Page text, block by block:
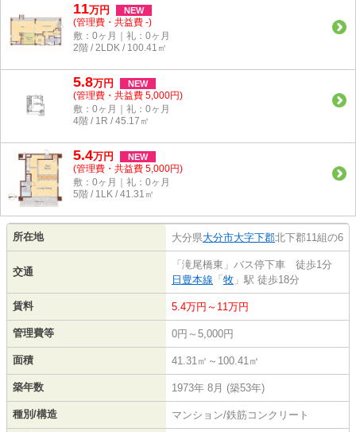
11万円 NEW
(管理費・共益費 -)
敷：0ヶ月｜礼：0ヶ月
2階 / 2LDK / 100.41㎡
5.8万円 NEW
(管理費・共益費 5,000円)
敷：0ヶ月｜礼：0ヶ月
4階 / 1R / 45.17㎡
5.4万円 NEW
(管理費・共益費 5,000円)
敷：0ヶ月｜礼：0ヶ月
5階 / 1LK / 41.31㎡
所在地 大分県大分市大字下郡北下郡11組の6
交通
「滝尾橋東」バス停下車 徒歩1分
日豊本線 「 牧 」駅 徒歩18分
賃料 5.4万円～11万円
管理費等 0円～5,000円
面積 41.31㎡～100.41㎡
築年数 1973年 8月 (築53年)
種別/構造 マンション/鉄筋コンクリート